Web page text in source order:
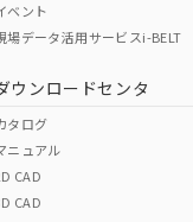
ベント
場データ活用サービスi-BELT
ウンロードセンタ
タログ
ニュアル
CAD
CAD